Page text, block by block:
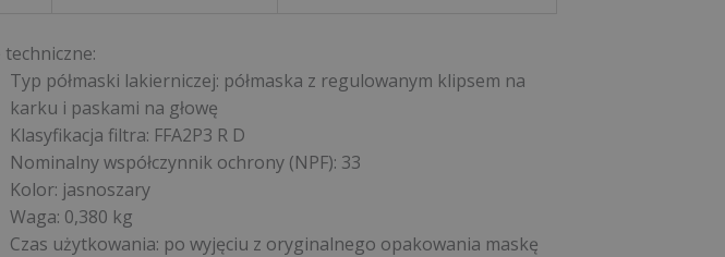
techniczne:
Typ półmaski lakierniczej: półmaska z regulowanym klipsem na
karku i paskami na głowę
Klasyfikacja filtra: FFA2P3 R D
Nominalny współczynnik ochrony (NPF): 33
Kolor: jasnoszary
Waga: 0,380 kg
Czas użytkowania: po wyjęciu z oryginalnego opakowania maskę